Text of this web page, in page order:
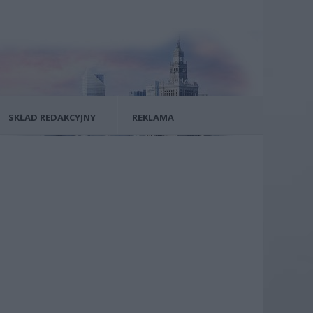
SKŁAD REDAKCYJNY REKLAMA